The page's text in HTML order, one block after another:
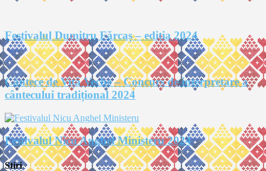
Festivalul Dumitru Fărcaș – ediția 2024
Cântece de Viță Veche – Concurs de interpretare a
cântecului tradițional 2024
Festivalul Nicu Anghel Ministeru 2024
Stiri